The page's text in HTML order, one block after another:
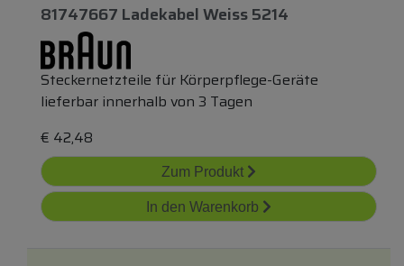
81747667 Ladekabel Weiss 5214
Steckernetzteile für Körperpflege-Geräte
lieferbar innerhalb von 3 Tagen
€ 42,48
Zum Produkt
In den Warenkorb